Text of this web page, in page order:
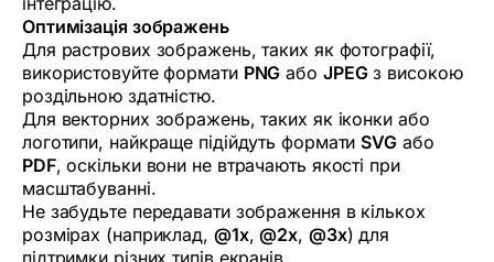
Оптимізація зображень
Для растрових зображень, таких як фотографії,
використовуйте формати PNG або JPEGз високою
роздільною здатністю.
Для векторних зображень, таких як іконки або
логотипи, найкраще підійдуть формати SVGабо
PDF, оскільки вони не втрачають якості при
масштабуванні.
Не забудьте передавати зображення в кількох
розмірах (наприклад, @1x,@2x, @3x) для